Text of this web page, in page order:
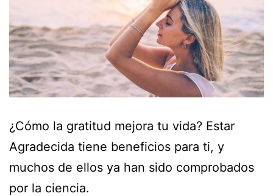
¿Cómo la gratitud mejora tu vida? Estar
Agradecida tiene beneficios para ti, y
muchos de ellos ya han sido comprobados
por la ciencia.